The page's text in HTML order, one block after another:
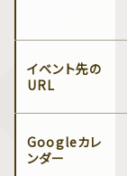
イベント先の
URL
Googleカレ
ンダー